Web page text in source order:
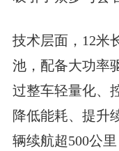
技术层面，12米
池，配备大功率
过整车轻量化、
降低能耗、提升
辆续航超500公